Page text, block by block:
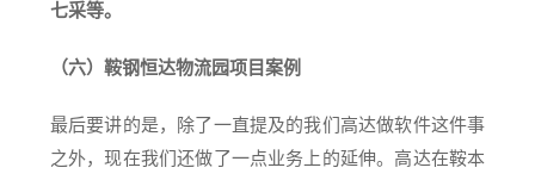
七采等。
（六）鞍钢恒达物流园项目案例
最后要讲的是，除了一直提及的我们高达做软件这件事
之外，现在我们还做了一点业务上的延伸。高达在鞍本